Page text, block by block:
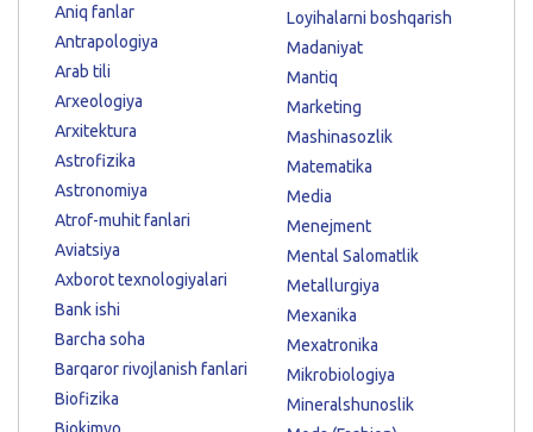
Aniq fanlar
Antrapologiya
Arab tili
Arxeologiya
Arxitektura
Astrofizika
Astronomiya
Atrof-muhit fanlari
Aviatsiya
Axborot texnologiyalari
Bank ishi
Barcha soha
Barqaror rivojlanish fanlari
Biofizika
Loyihalarni boshqarish
Madaniyat
Mantiq
Marketing
Mashinasozlik
Matematika
Media
Menejment
Mental Salomatlik
Metallurgiya
Mexanika
Mexatronika
Mikrobiologiya
Mineralshunoslik